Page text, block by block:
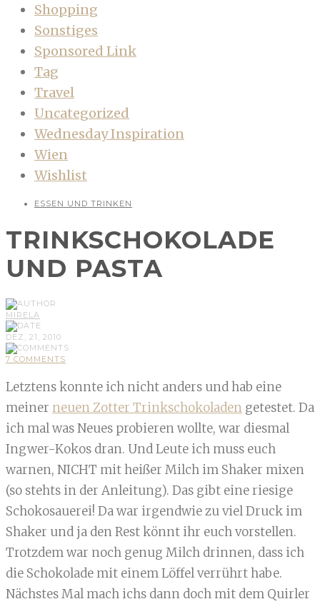
Shopping
Sonstiges
Sponsored Link
Tag
Travel
Uncategorized
Wednesday Inspiration
Wien
Wishlist
ESSEN UND TRINKEN
TRINKSCHOKOLADE
UND PASTA
MIRELA
DEZ, 21, 2010
7 COMMENTS
Letztens konnte ich nicht anders und hab eine
meiner neuen Zotter Trinkschokoladen getestet. Da
ich mal was Neues probieren wollte, war diesmal
Ingwer-Kokos dran. Und Leute ich muss euch
warnen, NICHT mit heißer Milch im Shaker mixen
(so stehts in der Anleitung). Das gibt eine riesige
Schokosauerei! Da war irgendwie zu viel Druck im
Shaker und ja den Rest könnt ihr euch vorstellen.
Trotzdem war noch genug Milch drinnen, dass ich
die Schokolade mit einem Löffel verrührt habe.
Nächstes Mal mach ichs dann doch mit dem Quirler